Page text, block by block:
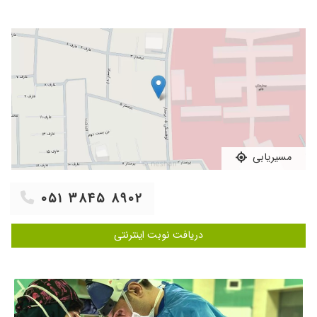
چسبندگی گوش عالی عمل کردن ۱۴۰۴/۰۷/۱۲
عدم رضایت
پزشکی با اخلاق و حاذق بودند. ۱۴۰۴/۱۲/۰۲
عمل گوش ۱۴۰۵/۰۵/۱۴
دکتر اروم مهربون همه جا بهم گفته بودن باید
سمعک استفاده کنم ولی اقای دکتر گفتن اونقدر حاد
نیست سمعک لازم باشی ممنونم ازشون
۱۴۰۵/۰۵/۰۶
عدم رضایت ۱۴۰۴/۱۱/۱۳
مهربون بودن اما تجربه کم سردرد شدید داشتم برای ۱۴۰۴/۱۱/۲۸
سلام من عمل استخوانچه گوش داشتم قابل قبول
بوده عملی که توسط آقای دکتر انجام شده
سلام . متخصص باهوش با دقت، صبور و با طمانینه
به صحبتام گوش دادن و مشکلم هم برطرف شد .
۱۴۰۴/۰۹/۲۲
مسیریابی
۰۵۱ ۳۸۴۵ ۸۹۰۲
دریافت نوبت اینترنتی